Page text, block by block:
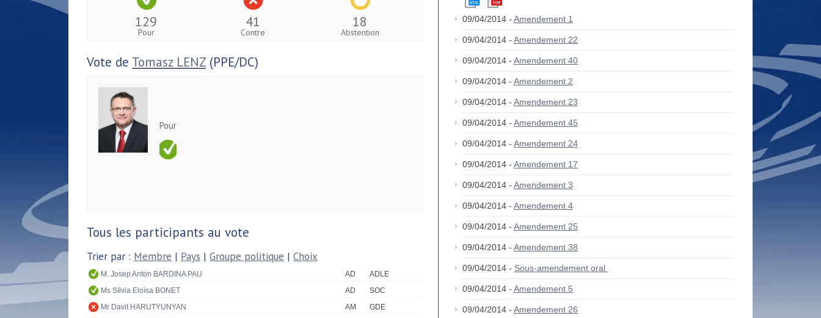
129
Pour
41
Contre
18
Abstention
Vote de Tomasz LENZ (PPE/DC)
Pour
Tous les participants au vote
Trier par : Membre | Pays | Groupe politique | Choix
M. Josep Anton BARDINA PAU AD
ADLE
Ms Sílvia Eloïsa BONET
AD
SOC
Mr Davit HARUTYUNYAN
AM
GDE
09/04/2014 - Amendement 1
09/04/2014 - Amendement 22
09/04/2014 - Amendement 40
09/04/2014 - Amendement 2
09/04/2014 - Amendement 23
09/04/2014 - Amendement 45
09/04/2014 - Amendement 24
09/04/2014 - Amendement 17
09/04/2014 - Amendement 3
09/04/2014 - Amendement 4
09/04/2014 - Amendement 25
09/04/2014 - Amendement 38
09/04/2014 - Sous-amendement oral
09/04/2014 - Amendement 5
09/04/2014 - Amendement 26